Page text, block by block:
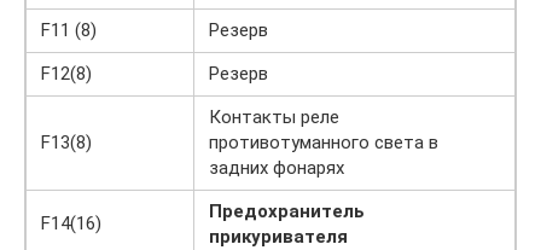
F11 (8)
Резерв
F12(8)
Резерв
F13(8)
Контакты реле
противотуманного света в
задних фонарях
F14(16)
Предохранитель
прикуривателя